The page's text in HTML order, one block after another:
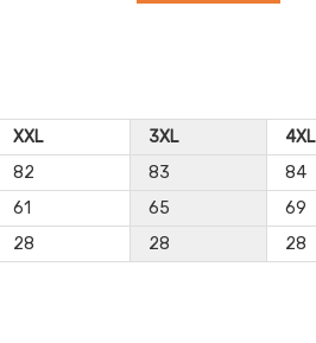
XXL 3XL
4XL
82 83
84
61 65
69
28 28 28